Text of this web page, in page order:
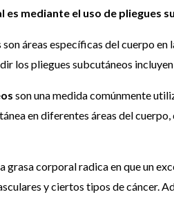
mediante el uso de pliegues
áreas específicas del cuerpo
los pliegues subcutáneos
son una medida comúnmente
en diferentes áreas del
grasa corporal radica en que un
y ciertos tipos de cáncer.